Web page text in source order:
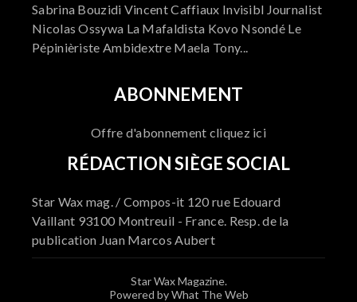
Sabrina Bouzidi Vincent Caffiaux Invisibl Journalist
Nicolas Ossywa La Mafaldista Kovo Nsondé Le
Pépinièriste Ambidextre Maela Tony...
ABONNEMENT
Offre d'abonnement cliquez ici
RÉDACTION SIÈGE SOCIAL
Star Wax mag. / Compos-it 120 rue Edouard
Vaillant 93100 Montreuil - France. Resp. de la
publication Juan Marcos Aubert
Star Wax Magazine.
Powered by What The Web